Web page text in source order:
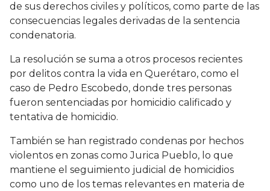
de sus derechos civiles y políticos, como parte de las
consecuencias legales derivadas de la sentencia
condenatoria.
La resolución se suma a otros procesos recientes
por delitos contra la vida en Querétaro, como el
caso de Pedro Escobedo, donde tres personas
fueron sentenciadas por homicidio calificado y
tentativa de homicidio.
También se han registrado condenas por hechos
violentos en zonas como Jurica Pueblo, lo que
mantiene el seguimiento judicial de homicidios
como uno de los temas relevantes en materia de